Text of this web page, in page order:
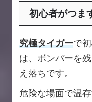
初心者がつま
究極タイガーで
は、ボンバーを
え落ちです。
危険な場面で温